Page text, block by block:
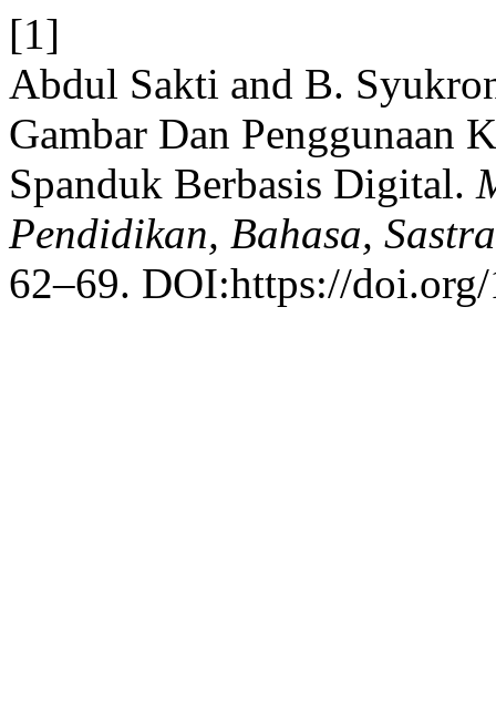
[1]
Abdul Sakti and B.
Gambar Dan Penggunaan
Spanduk Berbasis Digital.
Pendidikan, Bahasa,
62–69. DOI:https://